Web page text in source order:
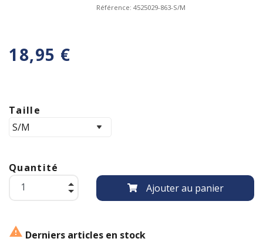
Référence:4525029-863-S/M
18,95 €
Taille
Quantité
Ajouter au panier
 Derniers articles en stock